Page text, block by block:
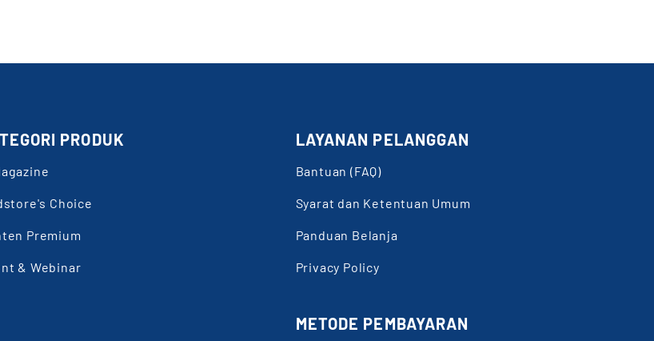
PRODUK
Choice
Premium
& Webinar
LAYANAN PELANGGAN
Bantuan (FAQ)
Syarat dan Ketentuan Umum
Panduan Belanja
Privacy Policy
METODE PEMBAYARAN